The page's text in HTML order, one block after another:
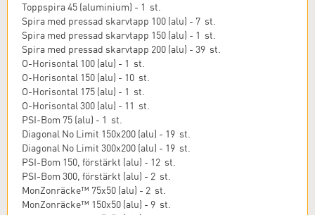
Toppspira 45 (aluminium) - 1 st.
Spira med pressad skarvtapp 100 (alu) - 7 st.
Spira med pressad skarvtapp 150 (alu) - 1 st.
Spira med pressad skarvtapp 200 (alu) - 39 st.
O-Horisontal 100 (alu) - 1 st.
O-Horisontal 150 (alu) - 10 st.
O-Horisontal 175 (alu) - 1 st.
O-Horisontal 300 (alu) - 11 st.
PSI-Bom 75 (alu) - 1 st.
Diagonal No Limit 150x200 (alu) - 19 st.
Diagonal No Limit 300x200 (alu) - 19 st.
PSI-Bom 150, förstärkt (alu) - 12 st.
PSI-Bom 300, förstärkt (alu) - 2 st.
MonZonräcke™ 75x50 (alu) - 2 st.
MonZonräcke™ 150x50 (alu) - 9 st.